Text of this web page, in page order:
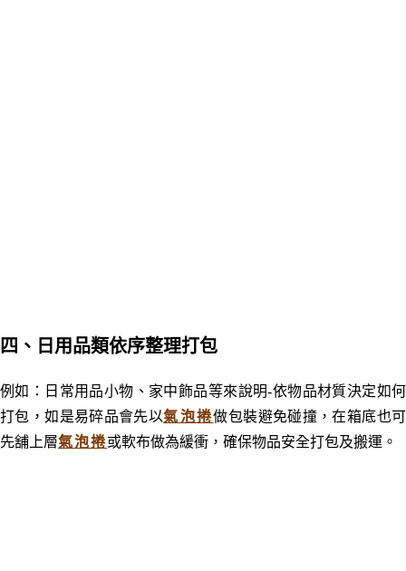
四 、日用品類依序整理打包
例如： 日常用品小物、家中飾品等來說明-依物品材質決定如何
打包，如是易碎品會先以氣泡捲做包裝避免碰撞，在箱底也可
先舖上層氣泡捲或軟布做為緩衝，確保物品安全打包及搬運。